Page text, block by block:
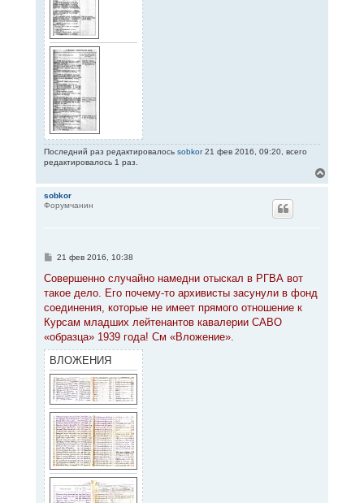
Последний раз редактировалось sobkor21 фев 2016, 09:20, всего
редактировалось 1 раз.
е
sobkor
Форумчанин
С
о
щ
е
и
е
21 фев 2016, 10:38
Совершенно случайно намедни отыскал в РГВА вот
такое дело. Его почему-то архивисты засунули в фонд
соединения, которые не имеет прямого отношение к
Курсам младших лейтенантов кавалерии САВО
«образца» 1939 года! См «Вложение».
ВЛОЖЕНИЯ